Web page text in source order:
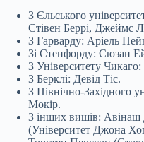
З Єльського
Стівен Беррі, Джеймс
З Гарварду: Аріель
Зі Стенфорду: Сюзан
З Університету
З Берклі: Девід Тіс.
З Північно-Західного
Мокір.
З інших вишів:
(Університет Джона